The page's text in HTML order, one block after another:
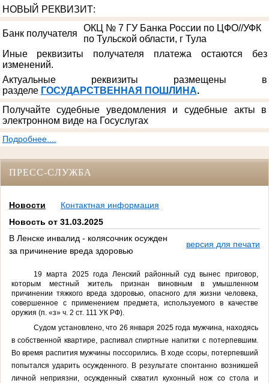
НОВЫЙ РЕКВИЗИТ:
Банк получателя
ОКЦ № 7 ГУ Банка России по ЦФО//УФК
по Тульской области, г Тула
Иные реквизиты получателя платежа остаются без
изменений.
Актуальные реквизиты размещены в
разделе ГОСУДАРСТВЕННАЯ ПОШЛИНА.
Получайте судебные уведомления и судебные акты в
электронном виде на Госуслугах
Подробнее....
ПРЕСС-СЛУЖБА
Новости
Контактная информация
Новость от 31.03.2025
В Ленске инвалид - колясочник осужден
за причинение вреда здоровью
версия для печати
19 марта 2025 года Ленский районный суд вынес приговор,
которым местный житель признан виновным в умышленном
причинении тяжкого вреда здоровью, опасного для жизни человека,
совершенное с применением предмета, используемого в качестве
оружия (п. «з» ч. 2 ст. 111 УК РФ).
Судом установлено, что 26 января 2025 года мужчина, находясь
в собственной квартире, распивал спиртные напитки с потерпевшим.
Во время распития мужчины поссорились. В ходе ссоры, потерпевший
попытался ударить осужденного. В результате спонтанно возникшей
личной неприязни, осужденный схватил кухонный нож со стола и